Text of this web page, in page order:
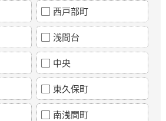
西戸部町
浅間台
中央
東久保町
南浅間町